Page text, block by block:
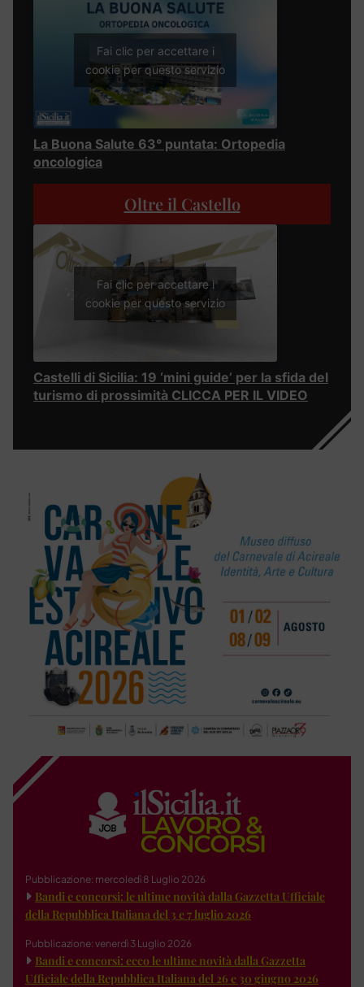
Fai clic per accettare i
cookie per questo servizio
La Buona Salute 63° puntata: Ortopedia
oncologica
Oltre il Castello
Fai clic per accettare i
cookie per questo servizio
Castelli di Sicilia: 19 ‘mini guide’ per la sfida del
turismo di prossimità CLICCA PER IL VIDEO
Pubblicazione: mercoledì 8 Luglio 2026
Bandi e concorsi: le ultime novità dalla Gazzetta Ufficiale
della Repubblica Italiana del 3 e 7 luglio 2026
Pubblicazione: venerdì 3 Luglio 2026
Bandi e concorsi: ecco le ultime novità dalla Gazzetta
Ufficiale della Repubblica Italiana del 26 e 30 giugno 2026